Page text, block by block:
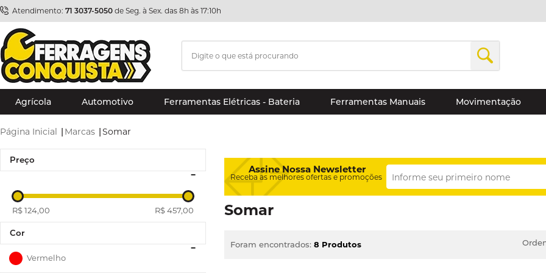
Atendimento: 71 3037-5050 de Seg. à Sex. das 8h às 17:10h
Agrícola Automotivo Ferramentas Elétricas - Bateria Ferramentas Manuais Movimentação
Página Inicial | Marcas |Somar
Preço
R$ 124,00 R$ 457,00
Cor
Vermelho
Assine Nossa Newsletter
Receba as melhores ofertas e promoções
Somar
Foram encontrados: 8 Produtos